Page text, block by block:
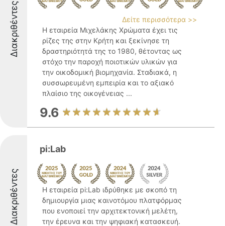
Διακριθέντες
Δείτε περισσότερα >>
Η εταιρεία Μιχελάκης Χρώματα έχει τις
ρίζες της στην Κρήτη και ξεκίνησε τη
δραστηριότητά της το 1980, θέτοντας ως
στόχο την παροχή ποιοτικών υλικών για
την οικοδομική βιομηχανία. Σταδιακά, η
συσσωρευμένη εμπειρία και το αξιακό
πλαίσιο της οικογένειας ...
9.6
Διακριθέντες
pi:Lab
Η εταιρεία pi:Lab ιδρύθηκε με σκοπό τη
δημιουργία μιας καινοτόμου πλατφόρμας
που ενοποιεί την αρχιτεκτονική μελέτη,
την έρευνα και την ψηφιακή κατασκευή.